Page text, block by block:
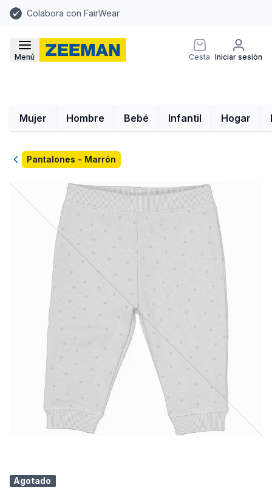
Colabora con FairWear
Menú Cesta Iniciar sesión
Mujer Hombre Bebé Infantil Hogar
VolverPantalones - Marrón
Agotado